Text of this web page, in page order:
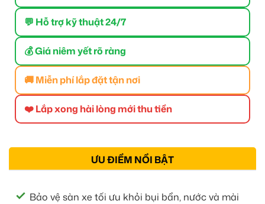
💬 Hỗ trợ kỹ thuật 24/7
💰 Giá niêm yết rõ ràng
🚚 Miễn phí lắp đặt tận nơi
❤️ Lắp xong hài lòng mới thu tiền
ƯU ĐIỂM NỔI BẬT
Bảo vệ sàn xe tối ưu khỏi bụi bẩn, nước và mài